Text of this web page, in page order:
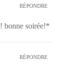
RÉPONDRE
bonne soirée!*
RÉPONDRE